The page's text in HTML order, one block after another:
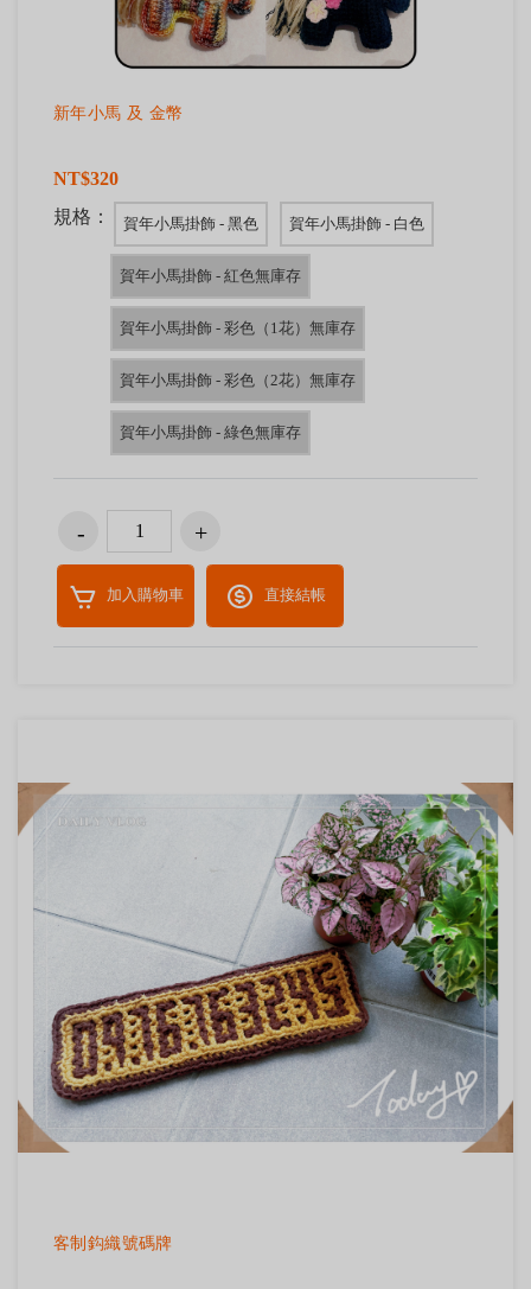
新年小馬 及 金幣
NT$320
規格：
賀年小馬掛飾 - 黑色 賀年小馬掛飾 - 白色
賀年小馬掛飾 - 紅色無庫存
賀年小馬掛飾 - 彩色（1花）無庫存
賀年小馬掛飾 - 彩色（2花）無庫存
賀年小馬掛飾 - 綠色無庫存
加入購物車 直接結帳
客制鈎織號碼牌